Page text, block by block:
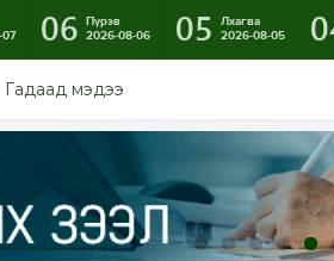
06 Пүрэв
2026-08-06
05
Лхагва
2026-08-05
Гадаад мэдээ